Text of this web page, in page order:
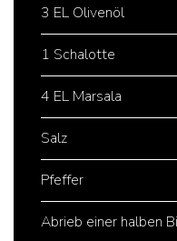
3 EL Olivenöl
1 Schalotte
4 EL Marsala
Salz
Pfeffer
Abrieb einer halben